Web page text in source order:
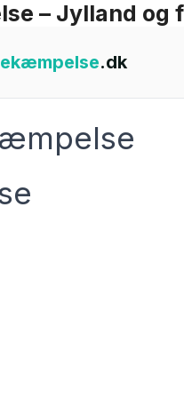
– Jylland og
.dk